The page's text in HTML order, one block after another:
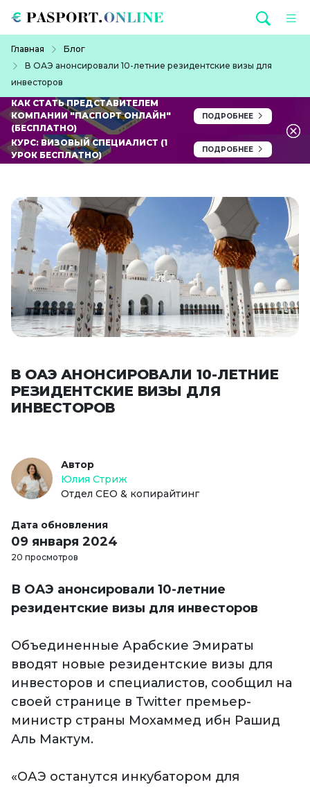
Главная
Блог
В ОАЭ анонсировали 10-летние резидентские визы для
инвесторов
КАК СТАТЬ ПРЕДСТАВИТЕЛЕМ
КОМПАНИИ "ПАСПОРТ ОНЛАЙН"
(БЕСПЛАТНО)
ПОДРОБНЕЕ
КУРС: ВИЗОВЫЙ СПЕЦИАЛИСТ (1
УРОК БЕСПЛАТНО)
ПОДРОБНЕЕ
В ОАЭ АНОНСИРОВАЛИ 10-ЛЕТНИЕ
РЕЗИДЕНТСКИЕ ВИЗЫ ДЛЯ
ИНВЕСТОРОВ
Автор
Юлия Стриж
Отдел СЕО & копирайтинг
Дата обновления
09 января 2024
20 просмотров
В ОАЭ анонсировали 10-летние
резидентские визы для инвесторов
Объединенные Арабские Эмираты
вводят новые резидентские визы для
инвесторов и специалистов, сообщил на
своей странице в Twitter премьер-
министр страны Мохаммед ибн Рашид
Аль Мактум.
«ОАЭ останутся инкубатором для